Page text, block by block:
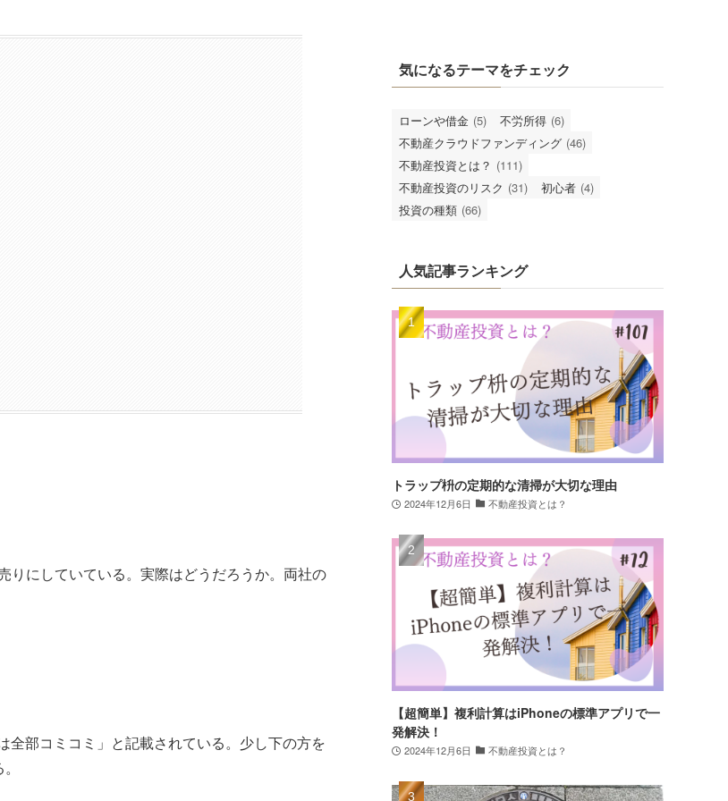
りにしていている。実際はどうだろうか。両社の
全部コミコミ」と記載されている。少し下の方を
気になるテーマをチェック
ローンや借金 (5) 不労所得 (6)
不動産クラウドファンディング (46)
不動産投資とは？ (111)
不動産投資のリスク (31) 初心者 (4)
投資の種類 (66)
人気記事ランキング
トラップ枡の定期的な清掃が大切な理由
2024年12月6日 不動産投資とは？
【超簡単】複利計算はiPhoneの標準アプリで一
発解決！
2024年12月6日 不動産投資とは？